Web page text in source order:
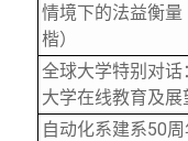
情境下的法益衡量
楷）
全球大学特别对
大学在线教育及展
自动化系建系50周